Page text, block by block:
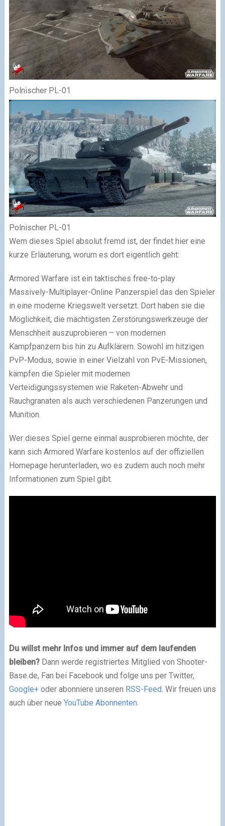
Polnischer PL-01
Polnischer PL-01
Wem dieses Spiel absolut fremd ist, der findet hier eine
kurze Erläuterung, worum es dort eigentlich geht:
Armored Warfare ist ein taktisches free-to-play
Massively-Multiplayer-Online Panzerspiel das den Spieler
in eine moderne Kriegswelt versetzt. Dort haben sie die
Möglichkeit, die mächtigsten Zerstörungswerkzeuge der
Menschheit auszuprobieren – von modernen
Kampfpanzern bis hin zu Aufklärern. Sowohl im hitzigen
PvP-Modus, sowie in einer Vielzahl von PvE-Missionen,
kämpfen die Spieler mit modernen
Verteidigungssystemen wie Raketen-Abwehr und
Rauchgranaten als auch verschiedenen Panzerungen und
Munition.
Wer dieses Spiel gerne einmal ausprobieren möchte, der
kann sich Armored Warfare kostenlos auf der offiziellen
Homepage herunterladen, wo es zudem auch noch mehr
Informationen zum Spiel gibt.
Du willst mehr Infos und immer auf dem laufenden
bleiben?Dann werde registriertes Mitglied von Shooter-
Base.de, Fan bei Facebook und folge uns per Twitter,
Google+oder abonniere unseren RSS-Feed . Wir freuen uns
auch über neue YouTube Abonnenten